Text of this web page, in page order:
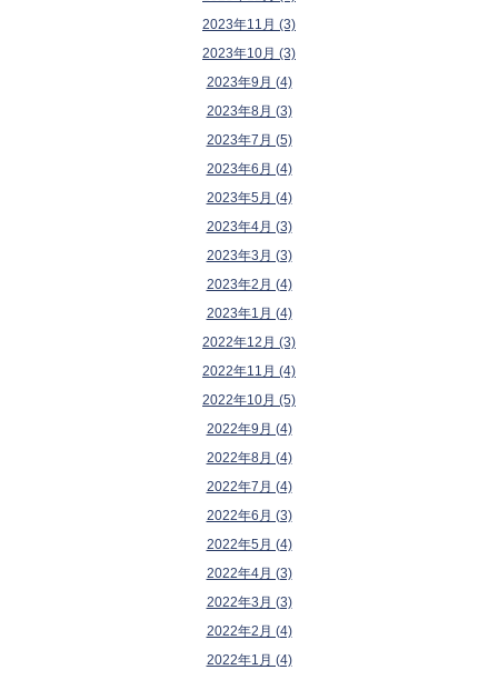
2023年11月 (3)
2023年10月 (3)
2023年9月 (4)
2023年8月 (3)
2023年7月 (5)
2023年6月 (4)
2023年5月 (4)
2023年4月 (3)
2023年3月 (3)
2023年2月 (4)
2023年1月 (4)
2022年12月 (3)
2022年11月 (4)
2022年10月 (5)
2022年9月 (4)
2022年8月 (4)
2022年7月 (4)
2022年6月 (3)
2022年5月 (4)
2022年4月 (3)
2022年3月 (3)
2022年2月 (4)
2022年1月 (4)